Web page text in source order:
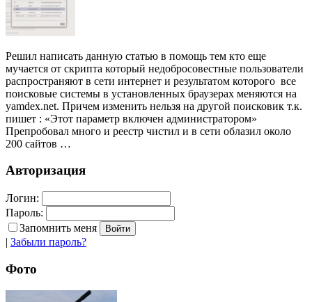
Решил написать данную статью в помощь тем кто еще
мучается от скрипта который недобросовестные пользователи
распространяют в сети интернет и результатом которого все
поисковые системы в установленных браузерах меняются на
yamdex.net. Причем изменить нельзя на другой поисковик т.к.
пишет : «Этот параметр включен администратором»
Препробовал много и реестр чистил и в сети облазил около
200 сайтов …
Авторизация
Логин:
Пароль:
Запомнить меня
| Забыли пароль?
Фото